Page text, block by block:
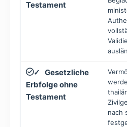
Testament
✓
Gesetzliche
Erbfolge ohne
Testament
nach